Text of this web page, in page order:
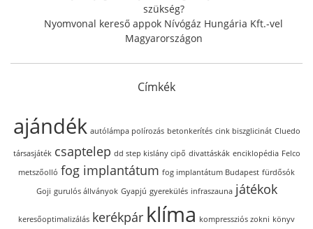
szükség?
Nyomvonal kereső appok Nívógáz Hungária Kft.-vel
Magyarországon
Címkék
ajándék autólámpa polírozás betonkerítés cink biszglicinát Cluedo
társasjáték csaptelep dd step kislány cipő divattáskák enciklopédia Felco
metszőolló fog implantátum fog implantátum Budapest fürdősók
Goji gurulós állványok Gyapjú gyerekülés infraszauna játékok
keresőoptimalizálás kerékpár klíma kompressziós zokni könyv